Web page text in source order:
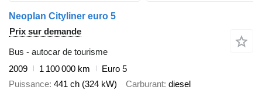
Neoplan Cityliner euro 5
Prix sur demande
Bus - autocar de tourisme
2009
1 100 000 km
Euro 5
Puissance 441 ch (324 kW) Carburant diesel